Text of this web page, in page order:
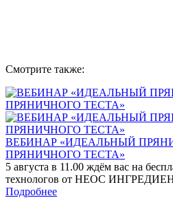
Смотрите также:
ВЕБИНАР «ИДЕАЛЬНЫЙ
ПРЯНИЧНОГО ТЕСТА»
5 августа в 11.00 ждём вас на
технологов от НЕОС
Подробнее